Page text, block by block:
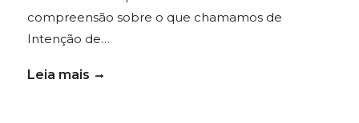
compreensão sobre o que chamamos de
Intenção de…
Leia mais